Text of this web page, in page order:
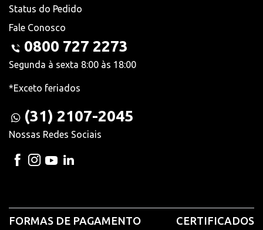
Status do Pedido
Fale Conosco
0800 727 2273
Segunda à sexta 8:00 às 18:00
*Exceto feriados
(31) 2107-2045
Nossas Redes Sociais
FORMAS DE PAGAMENTO CERTIFICADOS